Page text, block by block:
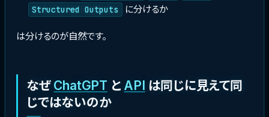
Structured Outputs
に分けるか
は分けるのが自然です。
なぜ ChatGPT と API は同じに見えて同
じではないのか